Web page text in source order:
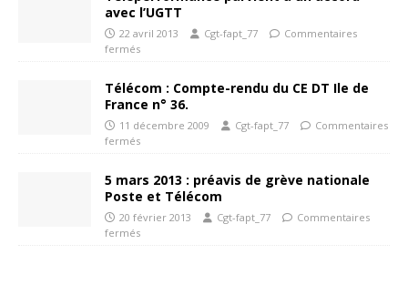
avec l’UGTT
22 avril 2013 Cgt-fapt_77
Commentaires
fermés
Télécom : Compte-rendu du CE DT Ile de
France n° 36.
11 décembre 2009 Cgt-fapt_77
Commentaires
fermés
5 mars 2013 : préavis de grève nationale
Poste et Télécom
20 février 2013 Cgt-fapt_77
Commentaires
fermés